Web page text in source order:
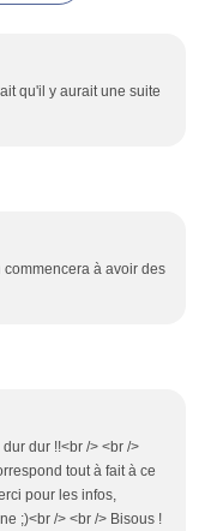
qu'il y aurait une suite
à avoir des
dur !!<br /> <br />
tout à fait à ce
pour les infos,
;)<br /> <br /> Bisous !